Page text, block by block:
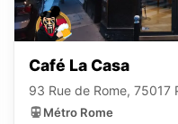
Café La Casa
93 Rue de Rome, 75017
Métro Rome